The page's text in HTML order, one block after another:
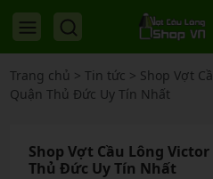
Trang chủ > Tin tức > Shop Vợt
Quận Thủ Đức Uy Tín Nhất
Shop Vợt Cầu Lông
Thủ Đức Uy Tín Nhất